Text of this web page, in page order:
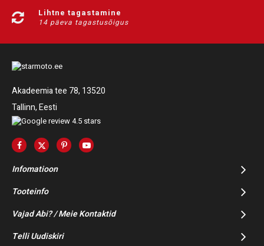
Lihtne tagastamine
14 päeva tagastusõigus
Akadeemia tee 78, 13520
Tallinn, Eesti
Infomatioon
Tooteinfo
Vajad Abi? / Meie Kontaktid
Telli Uudiskiri